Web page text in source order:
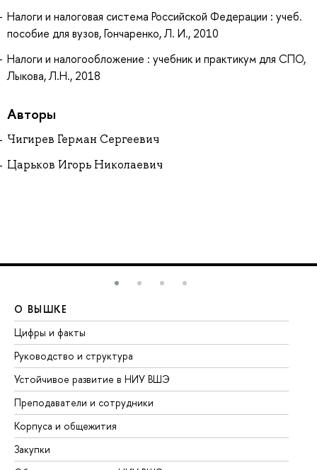
Налоги и налоговая система Российской Федерации : учеб.
пособие для вузов, Гончаренко, Л. И., 2010
Налоги и налогообложение : учебник и практикум для СПО,
Лыкова, Л.Н., 2018
Авторы
Чигирев Герман Сергеевич
Царьков Игорь Николаевич
О ВЫШКЕ
Цифры и факты
Руководство и структура
Устойчивое развитие в НИУ ВШЭ
Преподаватели и сотрудники
Корпуса и общежития
Закупки